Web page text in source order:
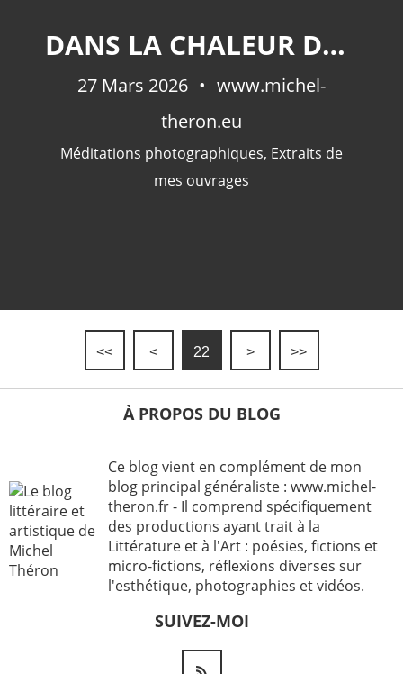
DANS LA CHALEUR DE L'ÉTÉ
27 Mars 2026
www.michel-
theron.eu
Méditations photographiques, Extraits de
mes ouvrages
<< < 22 > >>
À PROPOS DU BLOG
Ce blog vient en complément de mon
blog principal généraliste : www.michel-
theron.fr - Il comprend spécifiquement
des productions ayant trait à la
Littérature et à l'Art : poésies, fictions et
micro-fictions, réflexions diverses sur
l'esthétique, photographies et vidéos.
SUIVEZ-MOI